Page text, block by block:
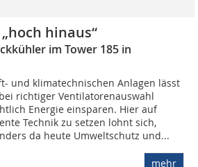
hinaus“
im Tower 185 in
und klimatechnischen Anlagen lässt
richtiger Ventilatorenauswahl
Energie einsparen. Hier auf
Technik zu setzen lohnt sich,
da heute Umweltschutz und...
mehr